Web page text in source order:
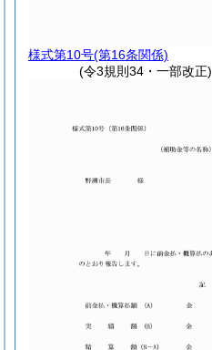
様式第10号(第16条関係)
(令3規則34・一部改正)